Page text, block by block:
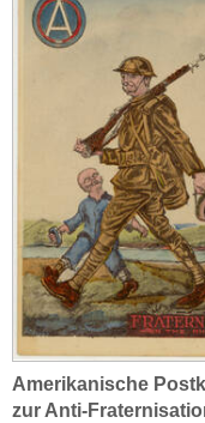
Amerikanische
zur Anti-